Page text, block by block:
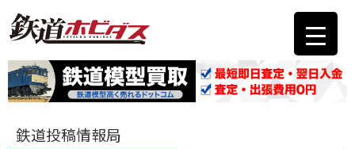
鉄道投稿情報局